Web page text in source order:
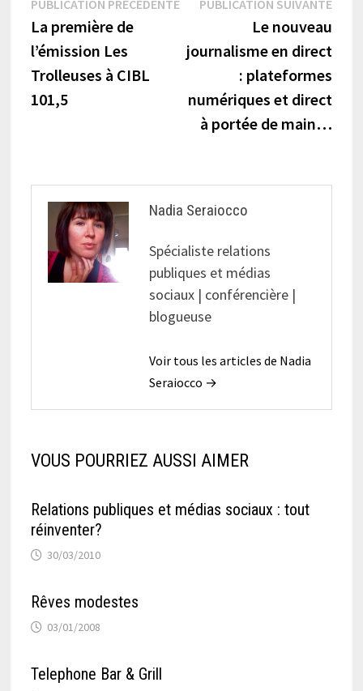
Navigation
de
l’article
PUBLICATION PRÉCÉDENTE
précédente :
La première de
l’émission Les
Trolleuses à CIBL
101,5
PUBLICATION SUIVANTE
Le nouveau
journalisme en direct
: plateformes
numériques et direct
à portée de main…
Nadia Seraiocco
Spécialiste relations
publiques et médias
sociaux | conférencière |
blogueuse
Voir tous les articles de Nadia
Seraiocco →
VOUS POURRIEZ AUSSI AIMER
Relations publiques et médias sociaux : tout
réinventer?
30/03/2010
Rêves modestes
03/01/2008
Telephone Bar & Grill